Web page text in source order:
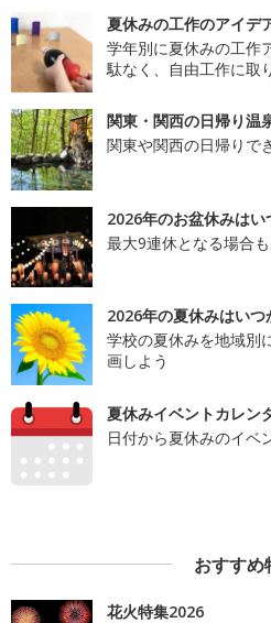
夏休みの工作のアイデ
学年別に夏休みの工作
駄なく、自由工作に取
関東・関西の日帰り温
関東や関西の日帰りで
2026年のお盆休みはい
最大9連休となる場合も
2026年の夏休みはいつ
学校の夏休みを地域別
画しよう
夏休みイベントカレン
日付から夏休みのイベ
おすすめ
花火特集2026